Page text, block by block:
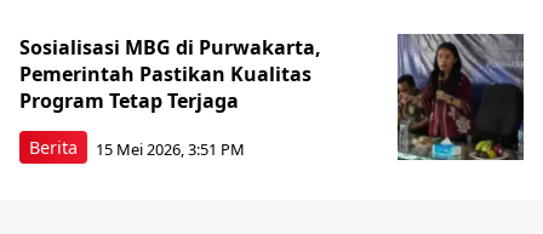
Berita
Sosialisasi MBG di Purwakarta,
Pemerintah Pastikan Kualitas
Program Tetap Terjaga
15 Mei 2026, 3:51 PM